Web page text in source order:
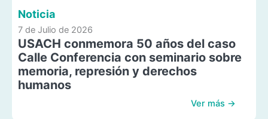
Noticia
7 de Julio de 2026
USACH conmemora 50 años del caso
Calle Conferencia con seminario sobre
memoria, represión y derechos
humanos
Ver más →